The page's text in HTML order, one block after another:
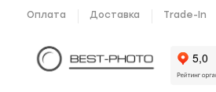
Оплата Доставка Trade-In